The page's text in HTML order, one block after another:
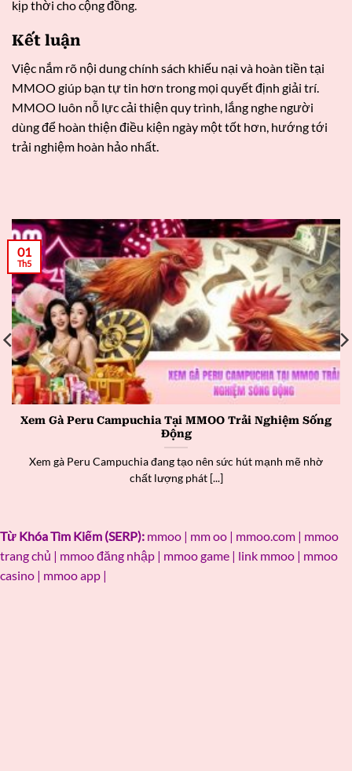
kịp thời cho cộng đồng.
Kết luận
Việc nắm rõ nội dung chính sách khiếu nại và hoàn tiền tại
MMOO giúp bạn tự tin hơn trong mọi quyết định giải trí.
MMOO luôn nỗ lực cải thiện quy trình, lắng nghe người
dùng để hoàn thiện điều kiện ngày một tốt hơn, hướng tới
trải nghiệm hoàn hảo nhất.
Xem Gà Peru Campuchia Tại MMOO Trải Nghiệm Sống
Động
Xem gà Peru Campuchia đang tạo nên sức hút mạnh mẽ nhờ
chất lượng phát [...]
01
Th5
Từ Khóa Tìm Kiếm (SERP): mmoo | mm oo | mmoo.com | mmoo
trang chủ | mmoo đăng nhập | mmoo game | link mmoo | mmoo
casino | mmoo app |